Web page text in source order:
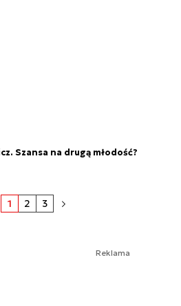
Szansa na drugą młodość?
1 2 3
Reklama